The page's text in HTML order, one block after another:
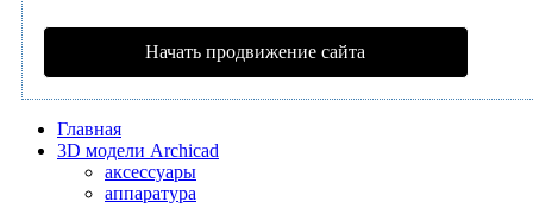
Начать продвижение сайта
Главная
3D модели Archicad
аксессуары
аппаратура